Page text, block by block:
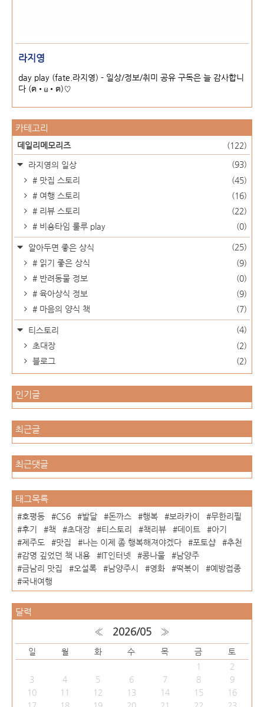
라지영
day play (fate.라지영) - 일상/정보/취미 공유 구독은 늘 감사합니
다 (ฅ•ω•ฅ)♡
카테고리
데일리메모리즈 (122)
라지영의 일상
(93)
# 맛집 스토리
(45)
# 여행 스토리
(16)
# 리뷰 스토리
(22)
# 비숑타임 룰루 play
(0)
알아두면 좋은 상식
(25)
# 읽기 좋은 상식
(9)
# 반려동물 정보
(0)
# 육아상식 정보
(9)
# 마음의 양식 책
(7)
티스토리
(4)
초대장
(2)
블로그
(2)
인기글
최근글
최근댓글
태그목록
호평동 CS6 발달 돈까스 행복 보라카이
무한리필
후기
책 초대장 티스토리 책리뷰 데이트
아기
제주도
맛집 나는 이제 좀 행복해져야겠다 포토샵
추천
감명 깊었던 책 내용
IT인터넷 콩나물
남양주
금남리 맛집
오설록 남양주시 영화 떡볶이
예방접종
국내여행
달력
« 2026/05 »
일 월 화 수 목 금
토
1
2
3
4 5 6 7 8
9
10
11 12 13 14 15
16